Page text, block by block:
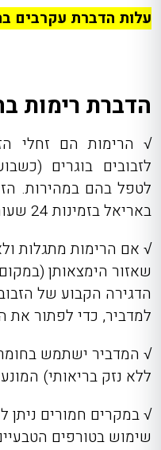
עלות הדברת עקרבים
הדברת רימות
√ הרימות הם זחלי
לזבובים בוגרים
לטפל בהם במהירות.
באריאל בזמינות 24 שעות.
√ אם הרימות מתגלות
שאזור הימצאותן
הדגירה הקבוע של
למדביר, כדי לפתור את
√ המדביר ישתמש
ללא נזק בריאותי)
√במקרים חמורים ניתן
שימוש בטורפים